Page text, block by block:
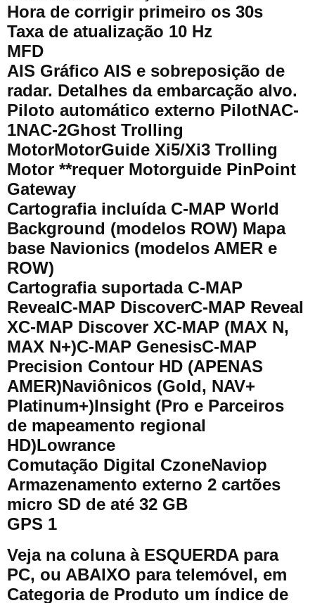
Hora de corrigir primeiro os 30s
Taxa de atualização 10 Hz
MFD
AIS Gráfico AIS e sobreposição de
radar. Detalhes da embarcação alvo.
Piloto automático externo PilotNAC-
1NAC-2Ghost Trolling
MotorMotorGuide Xi5/Xi3 Trolling
Motor **requer Motorguide PinPoint
Gateway
Cartografia incluída C-MAP World
Background (modelos ROW) Mapa
base Navionics (modelos AMER e
ROW)
Cartografia suportada C-MAP
RevealC-MAP DiscoverC-MAP Reveal
XC-MAP Discover XC-MAP (MAX N,
MAX N+)C-MAP GenesisC-MAP
Precision Contour HD (APENAS
AMER)Naviônicos (Gold, NAV+
Platinum+)Insight (Pro e Parceiros
de mapeamento regional
HD)Lowrance
Comutação Digital CzoneNaviop
Armazenamento externo 2 cartões
micro SD de até 32 GB
GPS 1
Veja na coluna à ESQUERDA para
PC, ou ABAIXO para telemóvel, em
Categoria de Produto um índice de